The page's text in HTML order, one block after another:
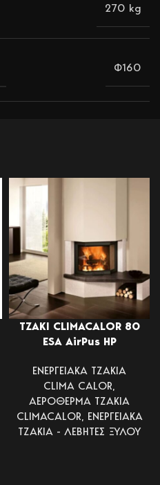
270 kg
Φ160
ΤΖΑΚΙ CLIMACALOR 80
ESA AirPus HP
ΕΝΕΡΓΕΙΑΚΑ ΤΖΑΚΙΑ
CLIMA CALOR,
ΑΕΡΟΘΕΡΜΑ ΤΖΑΚΙΑ
CLIMACALOR, ΕΝΕΡΓΕΙΑΚΑ
ΤΖΑΚΙΑ - ΛΕΒΗΤΕΣ ΞΥΛΟΥ